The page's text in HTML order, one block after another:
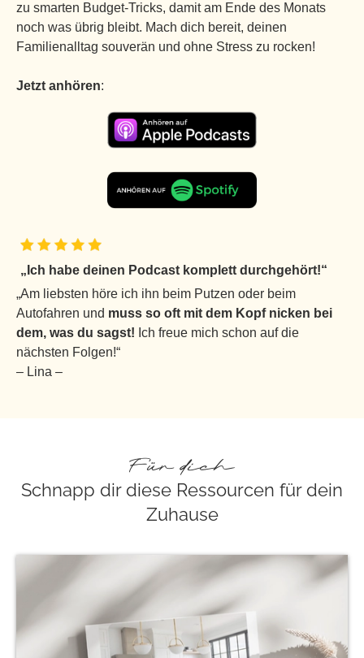
zu smarten Budget-Tricks, damit am Ende des Monats
noch was übrig bleibt. Mach dich bereit, deinen
Familienalltag souverän und ohne Stress zu rocken!
Jetzt anhören:
„Ich habe deinen Podcast komplett durchgehört!“
„Am liebsten höre ich ihn beim Putzen oder beim
Autofahren und muss so oft mit dem Kopf nicken bei
dem, was du sagst! Ich freue mich schon auf die
nächsten Folgen!“
– Lina –
Für dich
Schnapp dir diese Ressourcen für dein
Zuhause